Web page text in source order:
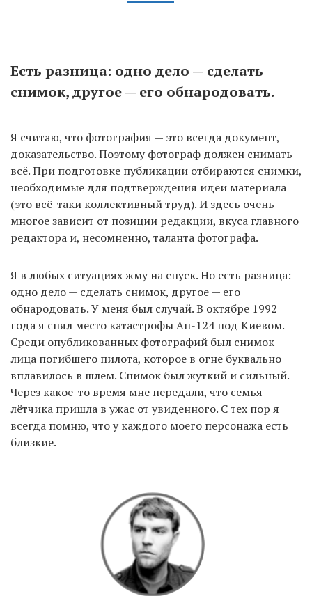
Есть разница: одно дело — сделать
снимок, другое — его обнародовать.
Я считаю, что фотография — это всегда документ,
доказательство. Поэтому фотограф должен снимать
всё. При подготовке публикации отбираются снимки,
необходимые для подтверждения идеи материала
(это всё-таки коллективный труд). И здесь очень
многое зависит от позиции редакции, вкуса главного
редактора и, несомненно, таланта фотографа.
Я в любых ситуациях жму на спуск. Но есть разница:
одно дело — сделать снимок, другое — его
обнародовать. У меня был случай. В октябре 1992
года я снял место катастрофы Ан-124 под Киевом.
Среди опубликованных фотографий был снимок
лица погибшего пилота, которое в огне буквально
вплавилось в шлем. Снимок был жуткий и сильный.
Через какое-то время мне передали, что семья
лётчика пришла в ужас от увиденного. С тех пор я
всегда помню, что у каждого моего персонажа есть
близкие.